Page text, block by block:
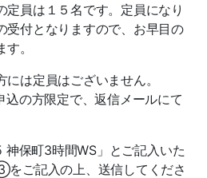
定員は１５名です。定員になり
受付となりますので、お早目の
。
は定員はございません。
込の方限定で、返信メールにて
神保町3時間WS」とご記入いた
ご記入の上、送信してくださ